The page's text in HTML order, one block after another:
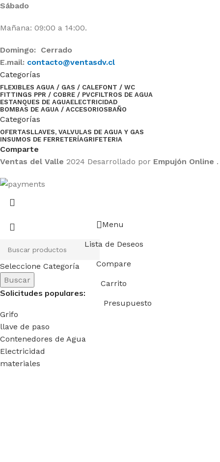
Sábado
Mañana: 09:00 a 14:00.
Domingo: Cerrado
E.mail: contacto@ventasdv.cl
Categorías
FLEXIBLES AGUA / GAS / CALEFONT / WC
FITTINGS PPR / COBRE / PVCFILTROS DE AGUA
ESTANQUES DE AGUAELECTRICIDAD
BOMBAS DE AGUA / ACCESORIOSBAÑO
Categorías
OFERTASLLAVES, VALVULAS DE AGUA Y GAS
INSUMOS DE FERRETERÍAGRIFETERIA
Comparte
Ventas del Valle 2024 Desarrollado por Empujón Online .
Seleccione Categoría
Buscar
Solicitudes populares:
Grifo
llave de paso
Contenedores de Agua
Electricidad
materiales
Menu
Lista de Deseos
Compare
Carrito
Presupuesto